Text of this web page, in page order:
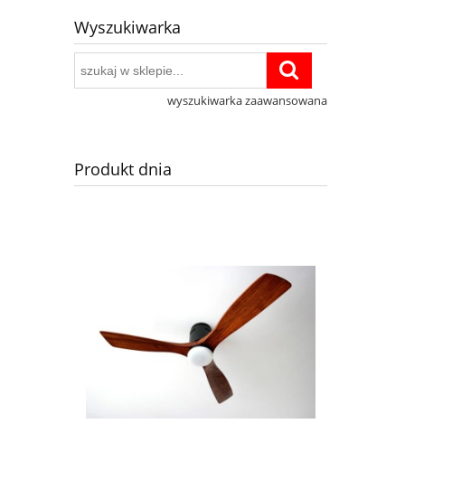
Wyszukiwarka
wyszukiwarka zaawansowana
Produkt dnia